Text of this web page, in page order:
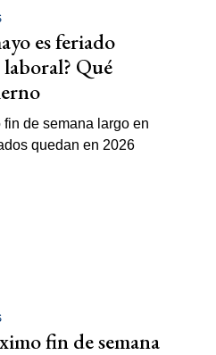
es feriado
Qué
fin de semana